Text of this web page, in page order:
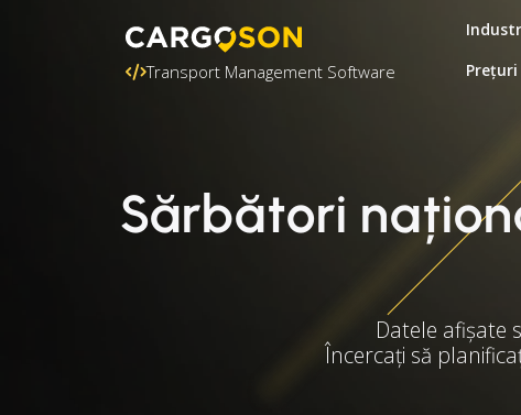
Transport Management Software
Prețuri
Sărbători
Datele afișate
Încercați să